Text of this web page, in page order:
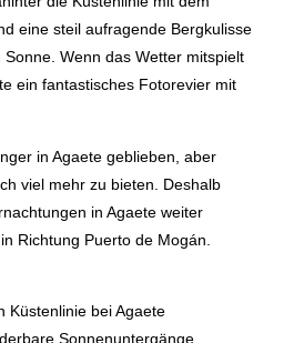
eine steil aufragende Bergkulisse
Wenn das Wetter mitspielt
ein fantastisches Fotorevier mit
in Agaete geblieben, aber
viel mehr zu bieten. Deshalb
in Agaete weiter
Richtung Puerto de Mogán.
Küstenlinie bei Agaete
Sonnenuntergänge.